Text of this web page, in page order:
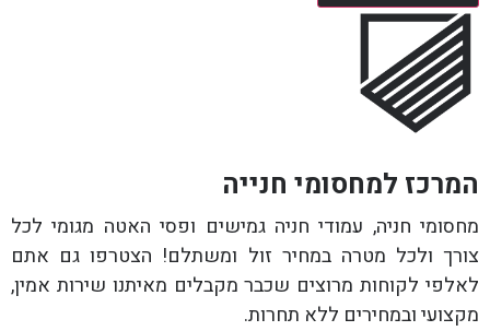
המרכז למחסומי חנייה
מחסומי חניה, עמודי חניה גמישים ופסי האטה מגומי לכל
צורך ולכל מטרה במחיר זול ומשתלם! הצטרפו גם אתם
לאלפי לקוחות מרוצים שכבר מקבלים מאיתנו שירות אמין,
מקצועי ובמחירים ללא תחרות.